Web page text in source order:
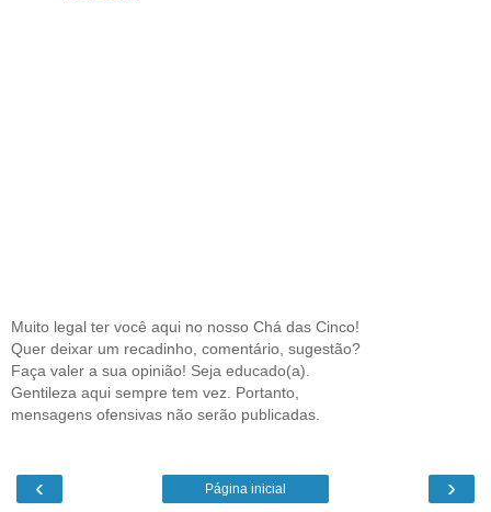
Muito legal ter você aqui no nosso Chá das Cinco!
Quer deixar um recadinho, comentário, sugestão?
Faça valer a sua opinião! Seja educado(a).
Gentileza aqui sempre tem vez. Portanto,
mensagens ofensivas não serão publicadas.
‹ ›
Página inicial